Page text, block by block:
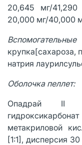
20,645 мг/41,290
20,000 мг/40,000
крупка[сахароза,
натрия
Оболочка пеллет:
Опадрай II
метакриловой
[1:1], дисперсия 30